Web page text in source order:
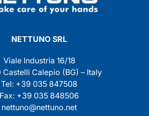
NETTUNO SRL
Viale Industria 16/18
Calepio (BG) – Italy
Tel: +39 035 847508
Fax: +39 035 848506
nettuno@nettuno.net